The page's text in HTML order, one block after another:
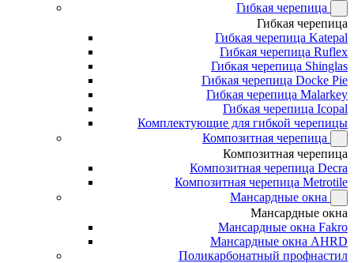
Гибкая черепица
Гибкая черепица
Гибкая черепица Katepal
Гибкая черепица Ruflex
Гибкая черепица Shinglas
Гибкая черепица Docke Pie
Гибкая черепица Malarkey
Гибкая черепица Icopal
Комплектующие для гибкой черепицы
Композитная черепица
Композитная черепица
Композитная черепица Decra
Композитная черепица Metrotile
Мансардные окна
Мансардные окна
Мансардные окна Fakro
Мансардные окна AHRD
Поликарбонатный профнастил